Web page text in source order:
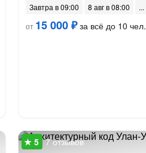
Завтра в 09:00
8 авг в 08:00
от 15 000 ₽за всё до 10 чел.
7 отзывов